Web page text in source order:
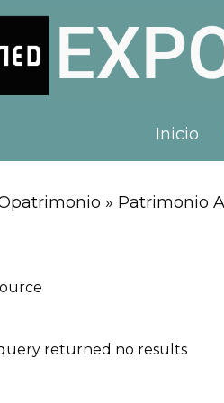
Inicio
» Patrimonio
returned no results